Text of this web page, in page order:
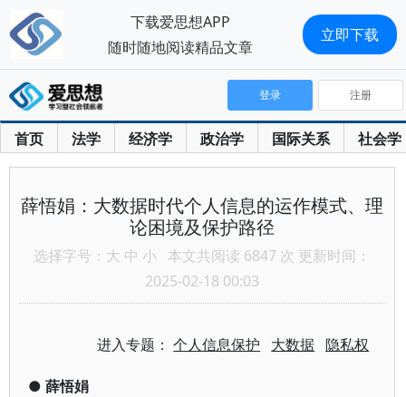
首页 法学 经济学 政治学 国际关系 社会学
登录 注册
薛悟娟：大数据时代个人信息的运作模式、理
论困境及保护路径
选择字号： 大 中 小 本文共阅读 6847 次 更新时间：
2025-02-18 00:03
进入专题：个人信息保护 大数据 隐私权
● 薛悟娟
下载爱思想APP
随时随地阅读精品文章
立即下载